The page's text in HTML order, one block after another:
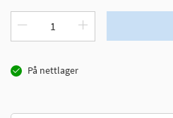
På nettlager